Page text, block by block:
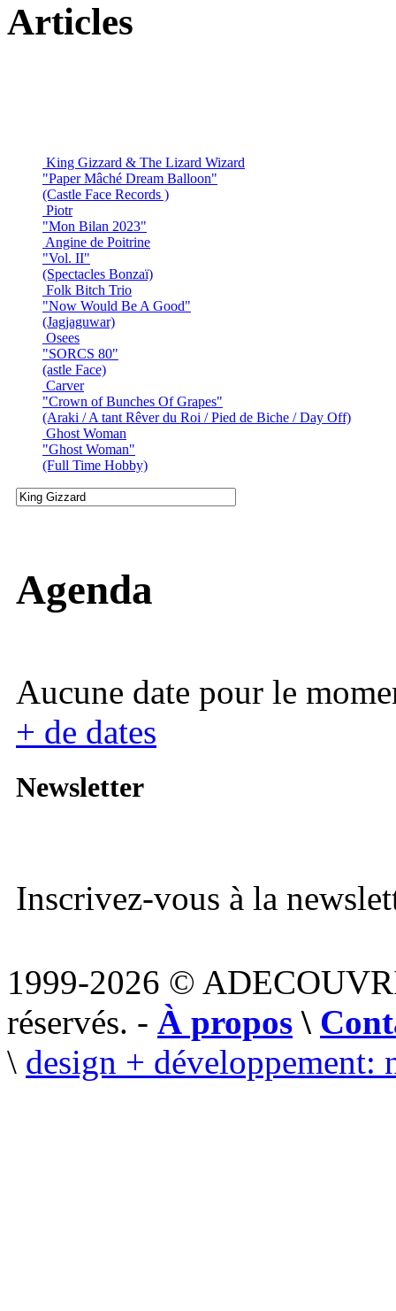
Articles
King Gizzard & The Lizard Wizard
"Paper Mâché Dream Balloon"
(Castle Face Records )
Piotr
"Mon Bilan 2023"
Angine de Poitrine
"Vol. II"
(Spectacles Bonzaï)
Folk Bitch Trio
"Now Would Be A Good"
(Jagjaguwar)
Osees
"SORCS 80"
(astle Face)
Carver
"Crown of Bunches Of Grapes"
(Araki / A tant Rêver du Roi / Pied de Biche / Day Off)
Ghost Woman
"Ghost Woman"
(Full Time Hobby)
Agenda
Aucune date pour le
+ de dates
Newsletter
Inscrivez-vous à la
1999-2026 ©
réservés. - À propos \
\ design + développement: